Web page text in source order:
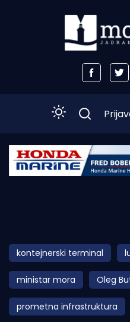
Početna
Obala
Otoci
Turizam i nautika
Pomorstvo
kontejnerski terminal
ministar mora Oleg
prometna infrastruktura